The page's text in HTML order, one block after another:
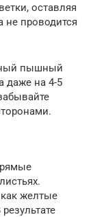
оставляя
проводится
пышный
даже на 4-5
желтые